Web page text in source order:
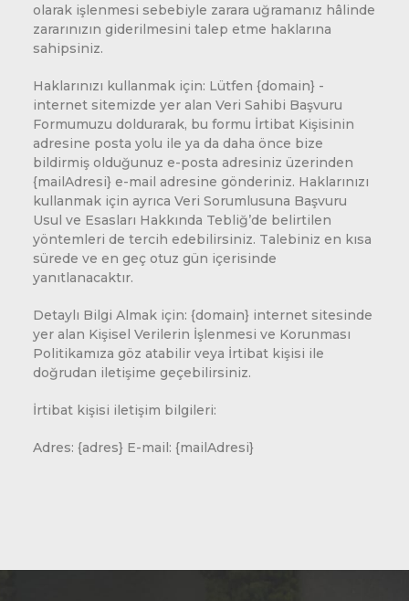
olarak işlenmesi sebebiyle zarara uğramanız hâlinde
zararınızın giderilmesini talep etme haklarına
sahipsiniz.
Haklarınızı kullanmak için: Lütfen {domain} -
internet sitemizde yer alan Veri Sahibi Başvuru
Formumuzu doldurarak, bu formu İrtibat Kişisinin
adresine posta yolu ile ya da daha önce bize
bildirmiş olduğunuz e-posta adresiniz üzerinden
{mailAdresi} e-mail adresine gönderiniz. Haklarınızı
kullanmak için ayrıca Veri Sorumlusuna Başvuru
Usul ve Esasları Hakkında Tebliğ’de belirtilen
yöntemleri de tercih edebilirsiniz. Talebiniz en kısa
sürede ve en geç otuz gün içerisinde
yanıtlanacaktır.
Detaylı Bilgi Almak için: {domain} internet sitesinde
yer alan Kişisel Verilerin İşlenmesi ve Korunması
Politikamıza göz atabilir veya İrtibat kişisi ile
doğrudan iletişime geçebilirsiniz.
İrtibat kişisi iletişim bilgileri:
Adres: {adres} E-mail: {mailAdresi}